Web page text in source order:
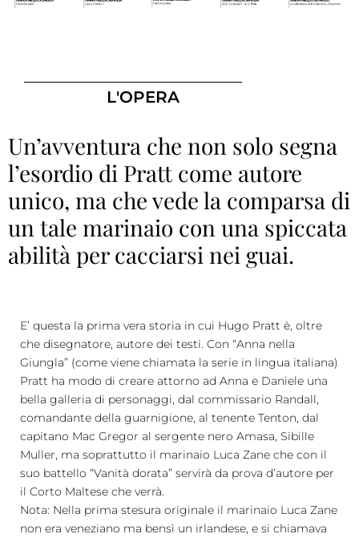
L'OPERA
Un’avventura che non solo segna
l’esordio di Pratt come autore
unico, ma che vede la comparsa di
un tale marinaio con una spiccata
abilità per cacciarsi nei guai.
E’ questa la prima vera storia in cui Hugo Pratt è, oltre
che disegnatore, autore dei testi. Con “Anna nella
Giungla” (come viene chiamata la serie in lingua italiana)
Pratt ha modo di creare attorno ad Anna e Daniele una
bella galleria di personaggi, dal commissario Randall,
comandante della guarnigione, al tenente Tenton, dal
capitano Mac Gregor al sergente nero Amasa, Sibille
Muller, ma soprattutto il marinaio Luca Zane che con il
suo battello “Vanità dorata” servirà da prova d’autore per
il Corto Maltese che verrà.
Nota: Nella prima stesura originale il marinaio Luca Zane
non era veneziano ma bensì un irlandese, e si chiamava